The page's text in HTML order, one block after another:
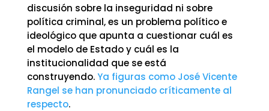
discusión sobre la inseguridad ni sobre
política criminal, es un problema político e
ideológico que apunta a cuestionar cuál es
el modelo de Estado y cuál es la
institucionalidad que se está
construyendo.Ya figuras como José Vicente
Rangel se han pronunciado críticamente al
respecto.